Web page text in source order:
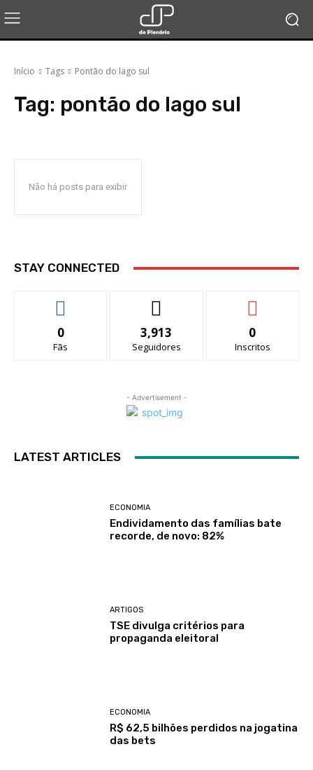
Início Tags Pontão do lago sul
Tag: pontão do lago sul
Não há posts para exibir
STAY CONNECTED
0
Fãs
3,913
Seguidores
0
Inscritos
- Advertisement -
LATEST ARTICLES
ECONOMIA
Endividamento das famílias bate
recorde, de novo: 82%
ARTIGOS
TSE divulga critérios para
propaganda eleitoral
ECONOMIA
R$ 62,5 bilhões perdidos na jogatina
das bets